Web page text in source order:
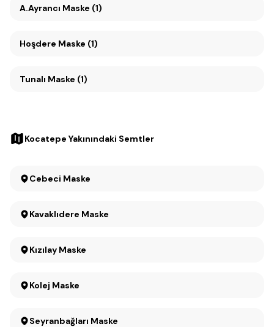
A.Ayrancı Maske (1)
Hoşdere Maske (1)
Tunalı Maske (1)
Kocatepe Yakınındaki Semtler
Cebeci Maske
Kavaklıdere Maske
Kızılay Maske
Kolej Maske
Seyranbağları Maske